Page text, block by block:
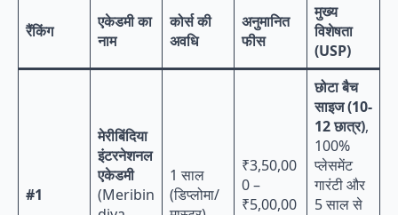
रैंकिंग
एकेडमी का
नाम
कोर्स की
अवधि
अनुमानित
फीस
मुख्य
विशेषता
(USP)
#1
मेरीबिंदिया
इंटरनेशनल
एकेडमी
(Meribin
1 साल
(डिप्लोमा/
₹3,50,00
0 –
₹5,00,00
छोटा बैच
साइज (10-
12 छात्र),
100%
प्लेसमेंट
गारंटी और
5 साल से